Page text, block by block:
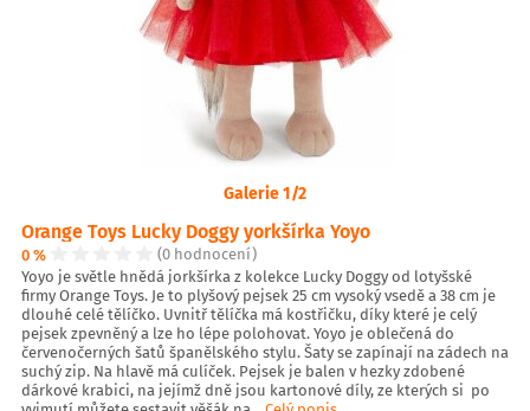
Galerie 1/2
Orange Toys Lucky Doggy yorkšírka Yoyo
0 %
(0 hodnocení)
Yoyo je světle hnědá jorkšírka z kolekce Lucky Doggy od lotyšské
firmy Orange Toys. Je to plyšový pejsek 25 cm vysoký vsedě a 38 cm je
dlouhé celé tělíčko. Uvnitř tělíčka má kostřičku, díky které je celý
pejsek zpevněný a lze ho lépe polohovat. Yoyo je oblečená do
červenočerných šatů španělského stylu. Šaty se zapínají na zádech na
suchý zip. Na hlavě má culíček. Pejsek je balen v hezky zdobené
dárkové krabici, na jejímž dně jsou kartonové díly, ze kterých si po